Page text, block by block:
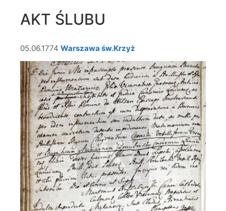
AKT ŚLUBU
05.06.1774 Warszawa św.Krzyż